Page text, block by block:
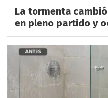
La tormenta
en pleno partido y